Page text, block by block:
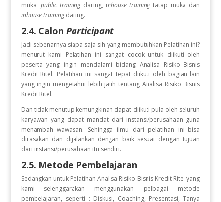
muka, public trainingdaring, inhouse trainingtatap muka dan
inhouse trainingdaring.
2.4. Calon Participant
Jadi sebenarnya siapa saja sih yang membutuhkan Pelatihan ini?
menurut kami Pelatihan ini sangat cocok untuk diikuti oleh
peserta yang ingin mendalami bidang Analisa Risiko Bisnis
Kredit Ritel. Pelatihan ini sangat tepat diikuti oleh bagian lain
yang ingin mengetahui lebih jauh tentang Analisa Risiko Bisnis
Kredit Ritel.
Dan tidak menutup kemungkinan dapat diikuti pula oleh seluruh
karyawan yang dapat mandat dari instansi/perusahaan guna
menambah wawasan. Sehingga ilmu dari pelatihan ini bisa
dirasakan dan dijalankan dengan baik sesuai dengan tujuan
dari instansi/perusahaan itu sendiri.
2.5. Metode Pembelajaran
Sedangkan untuk Pelatihan Analisa Risiko Bisnis Kredit Ritel yang
kami selenggarakan menggunakan pelbagai metode
pembelajaran, seperti : Diskusi, Coaching, Presentasi, Tanya